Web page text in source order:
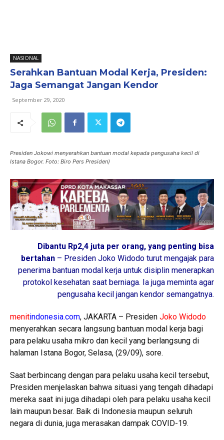
NASIONAL
Serahkan Bantuan Modal Kerja, Presiden:
Jaga Semangat Jangan Kendor
September 29, 2020
Presiden Jokowi menyerahkan bantuan modal kepada pengusaha kecil di
Istana Bogor. Foto: Biro Pers Presiden)
Dibantu Rp2,4 juta per orang, yang penting bisa
bertahan – Presiden Joko Widodo turut mengajak para
penerima bantuan modal kerja untuk disiplin menerapkan
protokol kesehatan saat berniaga. Ia juga meminta agar
pengusaha kecil jangan kendor semangatnya.
menitindonesia.com, JAKARTA – Presiden Joko Widodo
menyerahkan secara langsung bantuan modal kerja bagi
para pelaku usaha mikro dan kecil yang berlangsung di
halaman Istana Bogor, Selasa, (29/09), sore.
Saat berbincang dengan para pelaku usaha kecil tersebut,
Presiden menjelaskan bahwa situasi yang tengah dihadapi
mereka saat ini juga dihadapi oleh para pelaku usaha kecil
lain maupun besar. Baik di Indonesia maupun seluruh
negara di dunia, juga merasakan dampak COVID-19.